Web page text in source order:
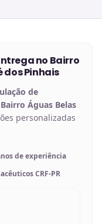
no Bairro
dos Pinhais
de
Bairro Águas Belas
personalizadas
de experiência
CRF-PR